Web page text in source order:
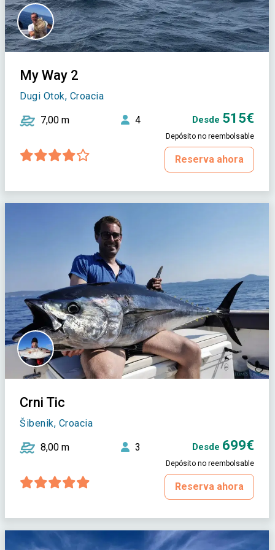
My Way 2
Dugi Otok, Croacia
7,00 m 4 Desde 515€
Depósito no reembolsable
Reserva ahora
Crni Tic
Šibenik, Croacia
8,00 m 3 Desde 699€
Depósito no reembolsable
Reserva ahora